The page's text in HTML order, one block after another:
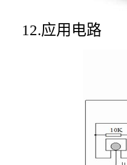
12.应用电路